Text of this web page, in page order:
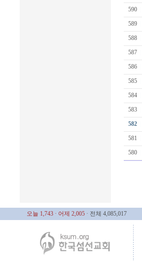
590
589
588
587
586
585
584
583
582
581
580
오늘 1,743 · 어제 2,005 · 전체 4,085,017